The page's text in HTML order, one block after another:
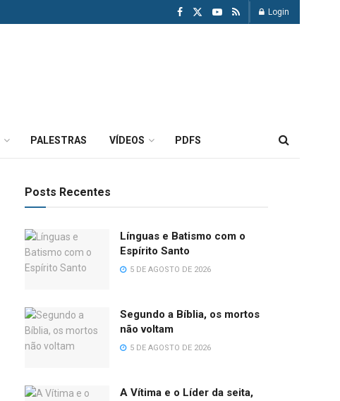
Login
PALESTRAS VÍDEOS PDFS
Posts Recentes
Línguas e Batismo com o
Espírito Santo
5 DE AGOSTO DE 2026
Segundo a Bíblia, os mortos
não voltam
5 DE AGOSTO DE 2026
A Vítima e o Líder da seita,